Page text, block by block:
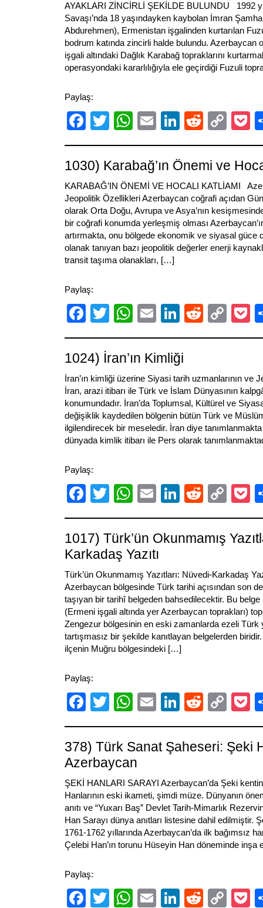
AYAKLARI ZİNCİRLİ ŞEKİLDE BULUNDU 1992
Savaşı’nda 18 yaşındayken kaybolan İmran
Abdurehmen), Ermenistan işgalinden kurtarılan
bodrum katında zincirli halde bulundu. Azerbaycan
işgali altındaki Dağlık Karabağ topraklarını
operasyondaki kararlılığıyla ele geçirdiği Fuzuli
Paylaş:
Facebook
TwitterWhatsApp
EmailLinkedIn
Reddit
Link
1030) Karabağ’ın Önemi ve
KARABAĞ’IN ÖNEMİ VE HOCALI KATLİAMI
Jeopolitik Özellikleri Azerbaycan coğrafi açıdan
olarak Orta Doğu, Avrupa ve Asya’nın
bir coğrafi konumda yerleşmiş olması
artırmakta, onu bölgede ekonomik ve siyasal güce
olanak tanıyan bazı jeopolitik değerler enerji
transit taşıma olanakları, […]
Paylaş:
Facebook
TwitterWhatsApp
EmailLinkedIn
Reddit
Link
1024) İran’ın Kimliği
İran’ın kimliği üzerine Siyasi tarih uzmanlarının ve
İran, arazi itibarı ile Türk ve İslam Dünyasının
konumundadır. İran’da Toplumsal, Kültürel ve
değişiklik kaydedilen bölgenin bütün Türk ve
ilgilendirecek bir meseledir. İran diye
dünyada kimlik itibarı ile Pers olarak
Paylaş:
Facebook
TwitterWhatsApp
EmailLinkedIn
Reddit
Link
1017) Türk’ün Okunmamış
Karkadaş Yazıtı
Türk’ün Okunmamış Yazıtları: Nüvedi-Karkadaş
Azerbaycan bölgesinde Türk tarihi açısından son
taşıyan bir tarihî belgeden bahsedilecektir. Bu belge
(Ermeni işgali altında yer Azerbaycan toprakları)
Zengezur bölgesinin en eski zamanlarda ezeli Türk
tartışmasız bir şekilde kanıtlayan belgelerden
ilçenin Muğru bölgesindeki […]
Paylaş:
Facebook
TwitterWhatsApp
EmailLinkedIn
Reddit
Link
378) Türk Sanat Şaheseri: Şeki
Azerbaycan
ŞEKİ HANLARI SARAYI Azerbaycan’da Şeki
Hanlarının eski ikameti, şimdi müze. Dünyanın
anıtı ve “Yuxarı Baş” Devlet Tarih-Mimarlık
Han Sarayı dünya anıtları listesine dahil edilmiştir.
1761-1762 yıllarında Azerbaycan’da ilk bağımsız
Çelebi Han’ın torunu Hüseyin Han döneminde
Paylaş:
Facebook
TwitterWhatsApp
EmailLinkedIn
Reddit